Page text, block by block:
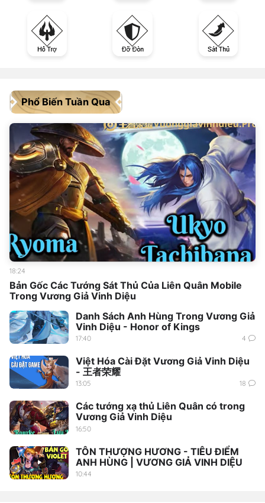
Phổ Biến Tuần Qua
Bản Gốc Các Tướng Sát Thủ Của Liên Quân Mobile
Trong Vương Giả Vinh Diệu
18:24
Danh Sách Anh Hùng Trong Vương Giả
Vinh Diệu - Honor of Kings
17:40 4
Việt Hóa Cài Đặt Vương Giả Vinh Diệu
- 王者荣耀
13:05 18
Các tướng xạ thủ Liên Quân có trong
Vương Giả Vinh Diệu
16:50
TÔN THƯỢNG HƯƠNG - TIÊU ĐIỂM
ANH HÙNG | VƯƠNG GIẢ VINH DIỆU
10:44